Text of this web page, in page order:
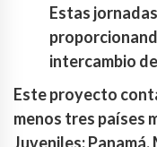
Estas
intercambio
Este proyecto
menos tres países
Juveniles: Panamá,